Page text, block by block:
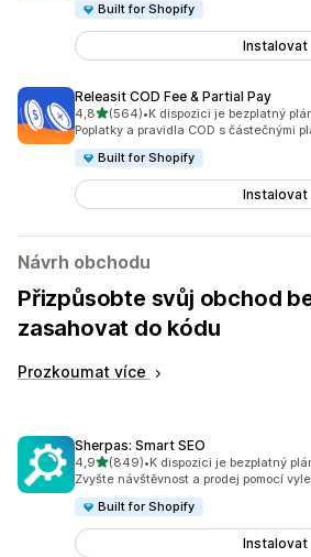
Built for Shopify
Instalovat
Releasit COD Fee & Partial Pay
4,8z 5 hvězd
(564)
Celkový počet recenzí: 564
•K dispozici je bezplatný
Poplatky a pravidla COD s částečnými
Built for Shopify
Instalovat
Návrh obchodu
Přizpůsobte svůj obchod
zasahovat do kódu
Prozkoumat více
Sherpas: Smart SEO
4,9z 5 hvězd
(849)
Celkový počet recenzí: 849
•K dispozici je bezplatný
Zvyšte návštěvnost a prodej pomocí
Built for Shopify
Instalovat